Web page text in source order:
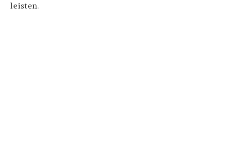
leisten.